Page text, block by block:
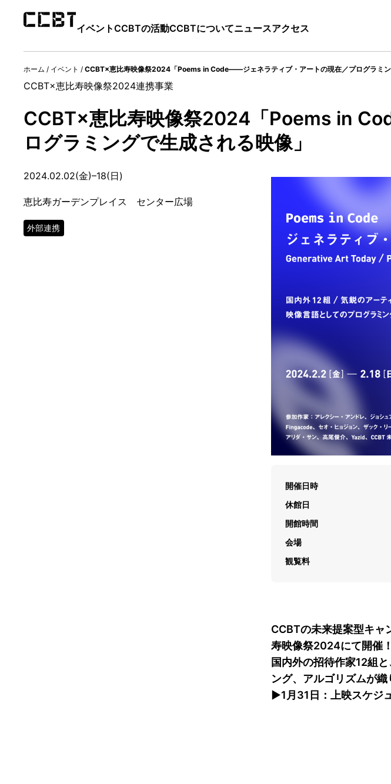
イベントCCBTの活動CCBTについてニュースアクセス
ホーム / イベント / CCBT×恵比寿映像祭2024「Poems in Code——ジェネラティブ・アートの現在／プログラミン
CCBT×恵比寿映像祭2024連携事業
CCBT×恵比寿映像祭2024「Poems in
ログラミングで生成される映像」
2024.02.02(金)–18(日)
恵比寿ガーデンプレイス センター広場
外部連携
開催日時
休館日
開館時間
会場
観覧料
CCBTの未来提案型キャ
寿映像祭2024にて開催！
国内外の招待作家12組
ング、アルゴリズムが織
▶︎1月31日：上映スケジ